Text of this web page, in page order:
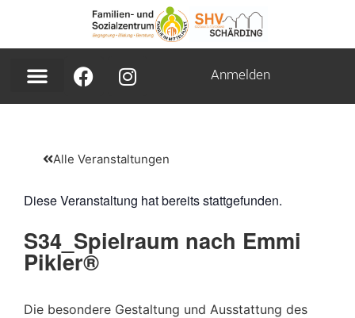
Anmelden
Alle Veranstaltungen
Diese Veranstaltung hat bereits stattgefunden.
S34_Spielraum nach Emmi
Pikler®
Die besondere Gestaltung und Ausstattung des